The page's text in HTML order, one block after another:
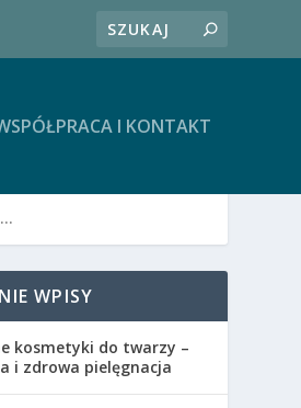
I KONTAKT
WPISY
kosmetyki do twarzy –
i zdrowa pielęgnacja